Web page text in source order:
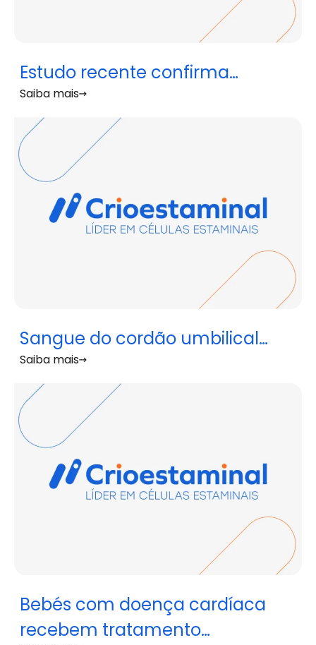
Estudo recente confirma
vantagens do sangue do cordão
umbilical
Saiba mais
Sangue do cordão umbilical
administrado a recém-nascidos
com encefalopatia neonatal
Saiba mais
Bebés com doença cardíaca
recebem tratamento